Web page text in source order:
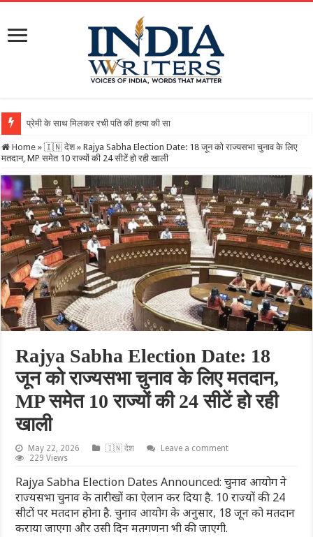
Home » 🇮🇳 देश » Rajya Sabha Election Date: 18 जून को राज्यसभा चुनाव के लिए
मतदान, MP समेत 10 राज्यों की 24 सीटें हो रही खाली
Rajya Sabha Election Date: 18
जून को राज्यसभा चुनाव के लिए मतदान,
MP समेत 10 राज्यों की 24 सीटें हो रही
खाली
May 22, 2026 🇮🇳 देश
Leave a comment
229 Views
Rajya Sabha Election Dates Announced: चुनाव आयोग ने
राज्यसभा चुनाव के तारीखों का ऐलान कर दिया है. 10 राज्यों की 24
सीटों पर मतदान होना है. चुनाव आयोग के अनुसार, 18 जून को मतदान
कराया जाएगा और उसी दिन मतगणना भी की जाएगी.